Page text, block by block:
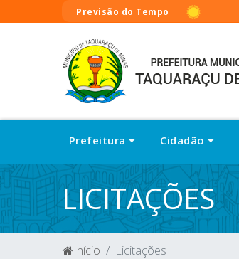
Previsão do Tempo
Prefeitura Cidadão
LICITAÇÕES
Início Licitações